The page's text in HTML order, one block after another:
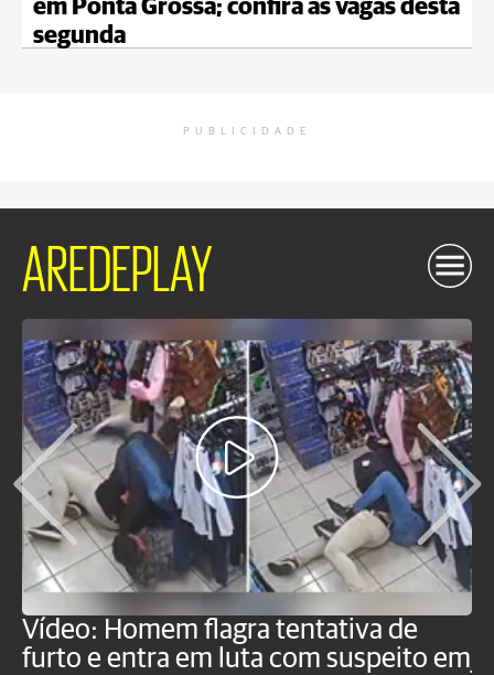
em Ponta Grossa; confira as vagas desta
segunda
PUBLICIDADE
AREDEPLAY
Vídeo: Homem flagra tentativa de
furto e entra em luta com suspeito em